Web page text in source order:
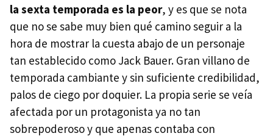
la sexta temporada es la peor, y es que se nota
que no se sabe muy bien qué camino seguir a la
hora de mostrar la cuesta abajo de un personaje
tan establecido como Jack Bauer. Gran villano de
temporada cambiante y sin suficiente credibilidad,
palos de ciego por doquier. La propia serie se veía
afectada por un protagonista ya no tan
sobrepoderoso y que apenas contaba con